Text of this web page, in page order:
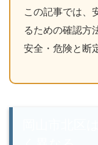
この記事では、
るための確認方
安全・危険と断